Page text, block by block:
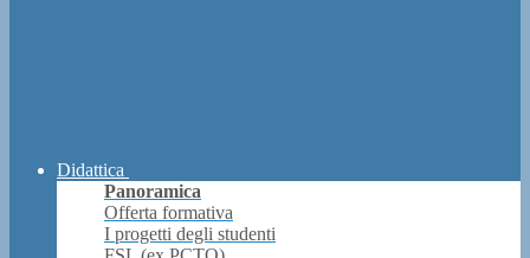
Didattica
Panoramica
Offerta formativa
I progetti degli studenti